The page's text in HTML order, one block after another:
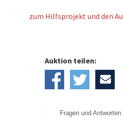
zum Hilfsprojekt und den
Auktion teilen:
Fragen und